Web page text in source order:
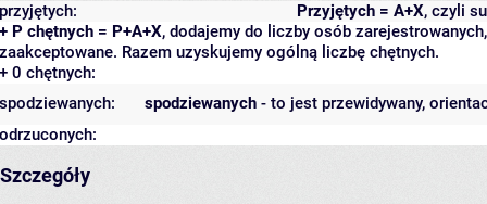
Przyjętych = A+X, czyli
przyjętych:
+ P chętnych = P+A+X, dodajemy do liczby osób
zaakceptowane. Razem uzyskujemy ogólną liczbę chętnych.
+ 0 chętnych:
spodziewanych - to jest przewidywany,
spodziewanych:
odrzuconych:
Szczegóły